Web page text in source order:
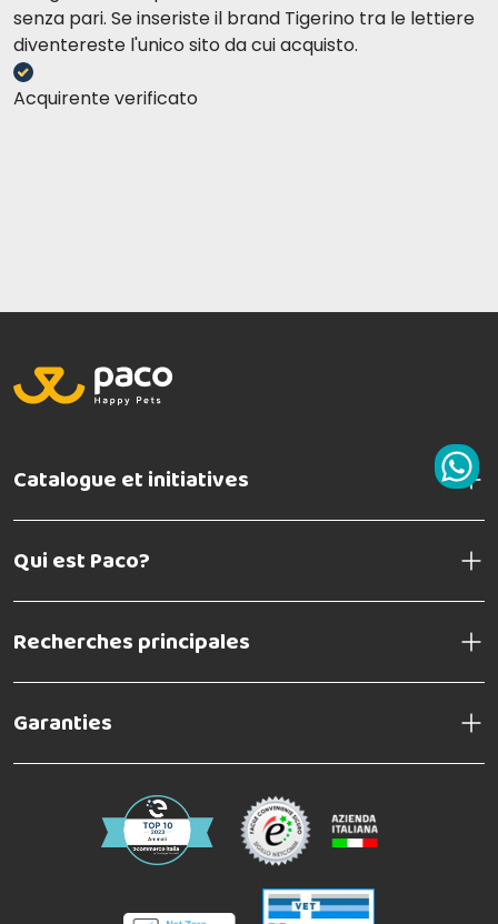
bene.
Ilaria R
E' l'antiparassitario che uso sul mio cane da sempre.
Vanna S
capitato che qualche zecca si attaccasse ma ho messo io un
dosaggio non adatto, comunque non sopravvivono perciò
senza pari. Se inseriste il brand Tigerino tra le lettiere
diventereste l'unico sito da cui acquisto.
Acquirente verificato
Catalogue et initiatives
Qui est Paco?
Recherches principales
Garanties